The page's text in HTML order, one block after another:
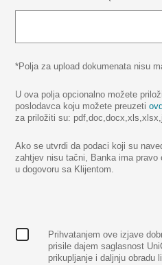
*Polja za upload dokumenata nisu
U ova polja opcionalno možete
poslodavca koju možete preuzeti
za priložiti su:
Ako se utvrdi da podaci koji su
zahtjev nisu tačni, Banka ima
u dogovoru sa Klijentom.
Prihvatanjem ove izjave
prisile dajem saglasnost
prikupljanje i daljnju obradu